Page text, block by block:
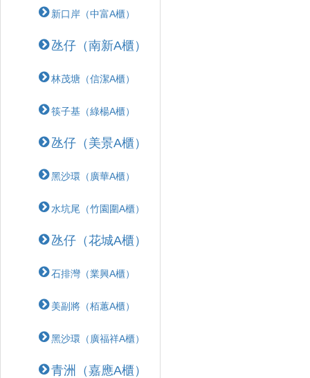
新口岸（中富A櫃）
氹仔（南新A櫃）
林茂塘（信潔A櫃）
筷子基（綠楊A櫃）
氹仔（美景A櫃）
黑沙環（廣華A櫃）
水坑尾（竹園圍A櫃）
氹仔（花城A櫃）
石排灣（業興A櫃）
美副將（栢蕙A櫃）
黑沙環（廣福祥A櫃）
青洲（嘉應A櫃）